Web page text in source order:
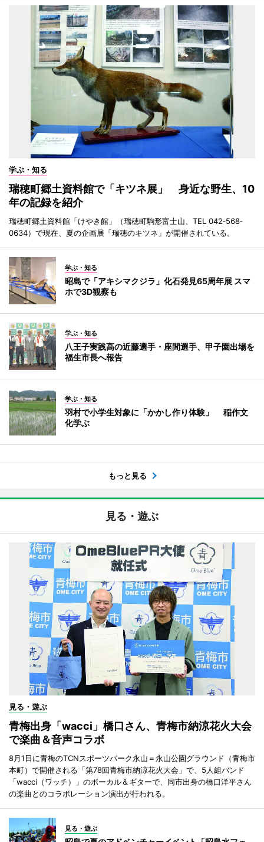
学ぶ・知る
瑞穂町郷土資料館で「キツネ展」 身近な野生、10
年の記録を紹介
瑞穂町郷土資料館「けやき館」（瑞穂町駒形富士山、TEL 042‐568‐
0634）で現在、夏の企画展「瑞穂のキツネ」が開催されている。
学ぶ・知る
昭島で「アキシマクジラ」化石発見65周年展 スマ
ホで3D観察も
学ぶ・知る
八王子実践高の近藤選手・座間選手、甲子園出場を
福生市長へ報告
学ぶ・知る
羽村で小学生対象に「かかし作り体験」 稲作文
化学ぶ
もっと見る
見る・遊ぶ
見る・遊ぶ
青梅出身「wacci」橋口さん、青梅市納涼花火大会
で楽曲＆音声コラボ
8月1日に青梅のTCNスポーツパーク永山＝永山公園グラウンド（青梅市
本町）で開催される「第78回青梅市納涼花火大会」で、5人組バンド
「wacci（ワッチ）」のボーカル＆ギターで、同市出身の橋口洋平さん
の楽曲とのコラボレーション演出が行われる。
見る・遊ぶ